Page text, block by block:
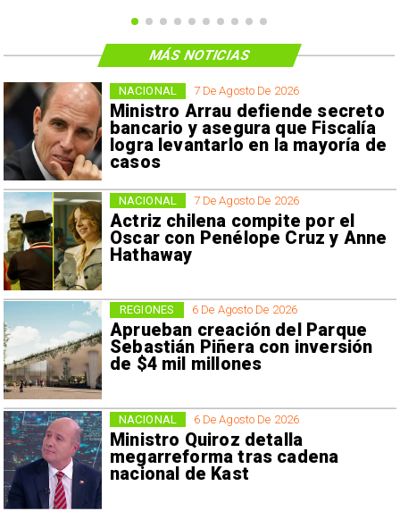
7 De Agosto De 2026
Ministro Arrau defiende secreto
bancario y asegura que Fiscalía
logra levantarlo en la mayoría de
casos
NACIONAL
7 De Agosto De 2026
Actriz chilena compite por el
Oscar con Penélope Cruz y Anne
Hathaway
NACIONAL
6 De Agosto De 2026
Aprueban creación del Parque
Sebastián Piñera con inversión
de $4 mil millones
REGIONES
6 De Agosto De 2026
Ministro Quiroz detalla
megarreforma tras cadena
nacional de Kast
NACIONAL
MÁS NOTICIAS